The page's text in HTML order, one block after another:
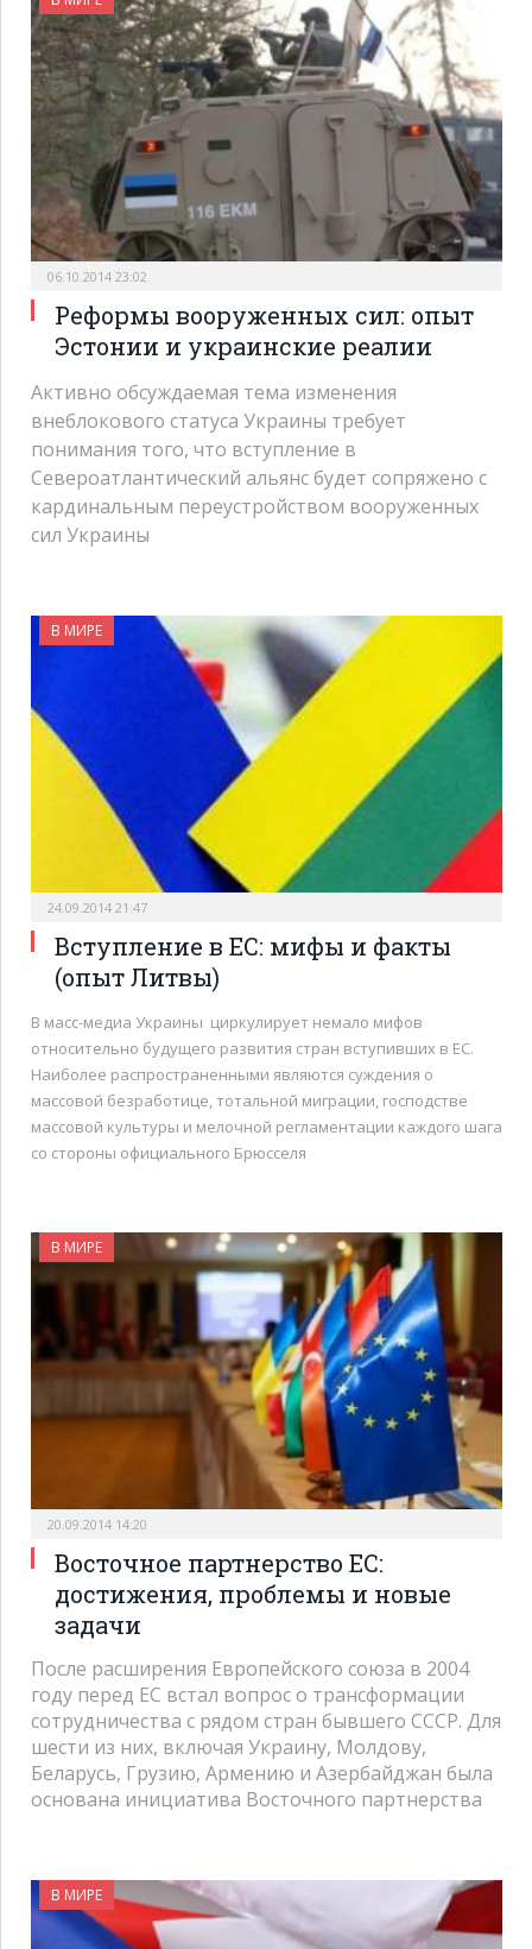
06.10.2014 23:02
Реформы вооруженных сил: опыт
Эстонии и украинские реалии
Активно обсуждаемая тема изменения
внеблокового статуса Украины требует
понимания того, что вступление в
Североатлантический альянс будет сопряжено с
кардинальным переустройством вооруженных
сил Украины
В МИРЕ
24.09.2014 21:47
Вступление в ЕС: мифы и факты
(опыт Литвы)
В масс-медиа Украины циркулирует немало мифов
относительно будущего развития стран вступивших в ЕС.
Наиболее распространенными являются суждения о
массовой безработице, тотальной миграции, господстве
массовой культуры и мелочной регламентации каждого шага
со стороны официального Брюсселя
В МИРЕ
20.09.2014 14:20
Восточное партнерство ЕС:
достижения, проблемы и новые
задачи
После расширения Европейского союза в 2004
году перед ЕС встал вопрос о трансформации
сотрудничества с рядом стран бывшего СССР. Для
шести из них, включая Украину, Молдову,
Беларусь, Грузию, Армению и Азербайджан была
основана инициатива Восточного партнерства
В МИРЕ